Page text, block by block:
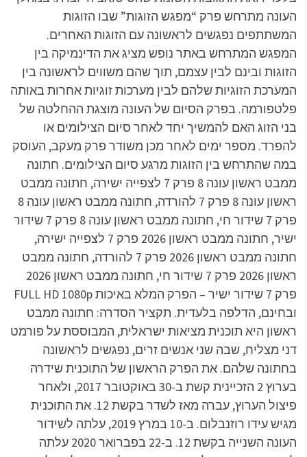
העונה מתרחש פרק “מפגש הזוגות” שבו הזוגות
המשתתפים נפגשים לראשונה עם הזוגות האחרים.
המפגש המתרחש באתר נופש מציג את הדינמיקה בין
הזוגות ובינם לבין עצמם, תוך שהם משווים לראשונה בין
המערכת הזוגיות שלהם לבין מערכות זוגיות אחרות באותה
פלטפורמה. בפרק הסיום של העונה מוצגת ההחלטה של
בני הזוג האם להמשיך יחד לאחר סיום הצילומים או
להפרד. מספר ימים לאחר מכן משודר פרק מעקב, העוסק
במה שהתרחש בין הזוגות מרגע סיום הצילומים. חתונה
ממבט ראשון עונה 8 פרק 7 לצפייה ישירה, חתונה ממבט
ראשון עונה 8 פרק 7 להורדה, חתונה ממבט ראשון עונה 8
פרק 7 שידור חי, חתונה ממבט ראשון עונה 8 פרק 7 שידור
ישיר, חתונה ממבט ראשון 2026 פרק 7 לצפייה ישירה,
חתונה ממבט ראשון 2026 פרק 7 להורדה, חתונה ממבט
ראשון 2026 פרק 7 שידור חי, חתונה ממבט ראשון 2026
פרק 7 שידור ישיר – הפרק המלא באיכות FULL HD 1080p
ובחינם, הדלפה בלעדית. תקציר הסדרה: חתונה ממבט
ראשון היא תוכנית מציאות ישראלית, המבוססת על פורמט
דני מצליח, שבה שני אנשים זרים, נפגשים לראשונה
בחתונה שלהם. את הפרק הראשון של התוכנית שידרה
בערוץ 2 הזכיינית קשת ב-30 באוקטובר 2017, ולאחר
פיצול הערוץ, עברה מאז לשדר בקשת 12. את התוכנית
מגיש עידו רוזנבלום. ב-10 במרץ 2019, עלתה לשידור
העונה השנייה בקשת 12. ב-22 בפברואר 2020 עלתה